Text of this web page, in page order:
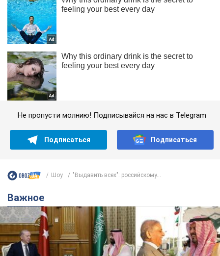
Не пропусти молнию! Подписывайся на нас в Telegram
Подписаться Подписаться
Шоу "Выдавить всех": российскому...
Важное